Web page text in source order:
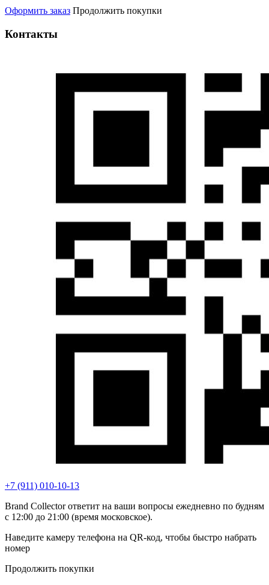
Оформить заказ Продолжить покупки
Контакты
+7 (911) 010-10-13
Brand Collector ответит на ваши вопросы ежедневно по будням
с 12:00 до 21:00 (время московское).
Наведите камеру телефона на QR-код, чтобы быстро набрать
номер
Продолжить покупки